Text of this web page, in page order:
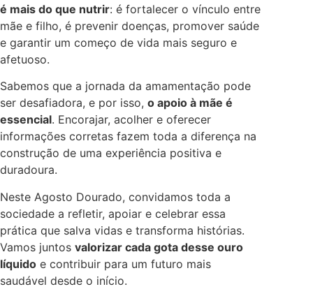
é mais do que nutrir: é fortalecer o vínculo entre
mãe e filho, é prevenir doenças, promover saúde
e garantir um começo de vida mais seguro e
afetuoso.
Sabemos que a jornada da amamentação pode
ser desafiadora, e por isso, o apoio à mãe é
essencial. Encorajar, acolher e oferecer
informações corretas fazem toda a diferença na
construção de uma experiência positiva e
duradoura.
Neste Agosto Dourado, convidamos toda a
sociedade a refletir, apoiar e celebrar essa
prática que salva vidas e transforma histórias.
Vamos juntos valorizar cada gota desse ouro
líquido e contribuir para um futuro mais
saudável desde o início.